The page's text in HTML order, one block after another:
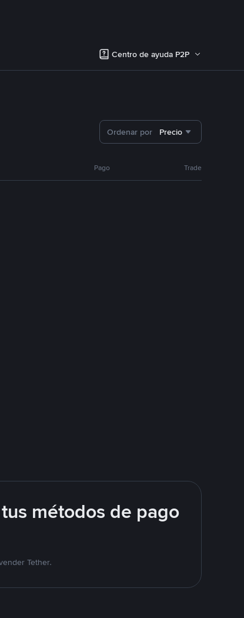
Centro de ayuda P2P
Ordenar por Precio
Pago Trade
métodos de pago
Tether.